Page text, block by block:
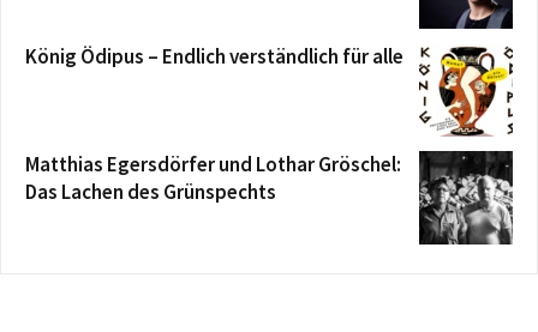
König Ödipus – Endlich verständlich für alle
Matthias Egersdörfer und Lothar Gröschel:
Das Lachen des Grünspechts